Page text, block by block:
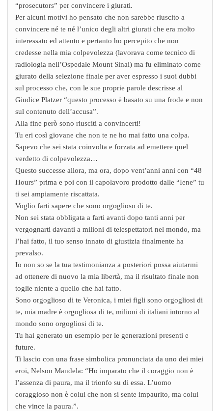
“prosecutors” per convincere i giurati.
Per alcuni motivi ho pensato che non sarebbe riuscito a
convincere né te né l’unico degli altri giurati che era molto
interessato ed attento e pertanto ho percepito che non
credesse nella mia colpevolezza (lavorava come tecnico di
radiologia nell’Ospedale Mount Sinai) ma fu eliminato come
giurato della selezione finale per aver espresso i suoi dubbi
sul processo che, con le sue proprie parole descrisse al
Giudice Platzer “questo processo è basato su una frode e non
sul contenuto dell’accusa”.
Alla fine però sono riusciti a convincerti!
Tu eri così giovane che non te ne ho mai fatto una colpa.
Sapevo che sei stata coinvolta e forzata ad emettere quel
verdetto di colpevolezza…
Questo successe allora, ma ora, dopo vent’anni anni con “48
Hours” prima e poi con il capolavoro prodotto dalle “Iene” tu
ti sei ampiamente riscattata.
Voglio farti sapere che sono orgoglioso di te.
Non sei stata obbligata a farti avanti dopo tanti anni per
vergognarti davanti a milioni di telespettatori nel mondo, ma
l’hai fatto, il tuo senso innato di giustizia finalmente ha
prevalso.
Io non so se la tua testimonianza a posteriori possa aiutarmi
ad ottenere di nuovo la mia libertà, ma il risultato finale non
toglie niente a quello che hai fatto.
Sono orgoglioso di te Veronica, i miei figli sono orgogliosi di
te, mia madre è orgogliosa di te, milioni di italiani intorno al
mondo sono orgogliosi di te.
Tu hai generato un esempio per le generazioni presenti e
future.
Ti lascio con una frase simbolica pronunciata da uno dei miei
eroi, Nelson Mandela: “Ho imparato che il coraggio non è
l’assenza di paura, ma il trionfo su di essa. L’uomo
coraggioso non è colui che non si sente impaurito, ma colui
che vince la paura.”.